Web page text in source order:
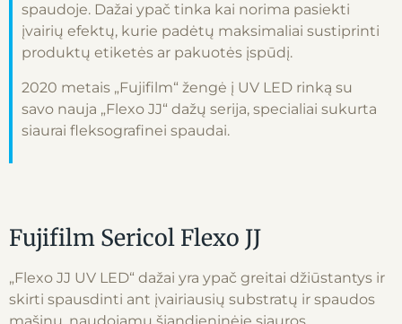
spaudoje. Dažai ypač tinka kai norima pasiekti
įvairių efektų, kurie padėtų maksimaliai sustiprinti
produktų etiketės ar pakuotės įspūdį.
2020 metais „Fujifilm“ žengė į UV LED rinką su
savo nauja „Flexo JJ“ dažų serija, specialiai sukurta
siaurai fleksografinei spaudai.
Fujifilm Sericol Flexo JJ
„Flexo JJ UV LED“ dažai yra ypač greitai džiūstantys ir
skirti spausdinti ant įvairiausių substratų ir spaudos